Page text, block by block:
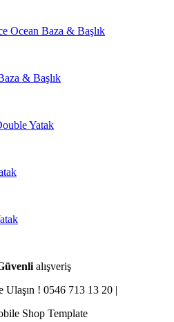
Ocean Baza & Başlık
& Başlık
Yatak
alışveriş
Ulaşın ! 0546 713 13 20 |
Shop Template